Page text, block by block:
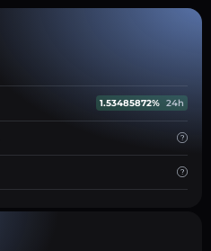
1.53485872% 24h